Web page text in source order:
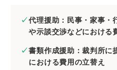
代理援助：民事・家事・
や示談交渉などにおける
書類作成援助：裁判所に
における費用の立替え